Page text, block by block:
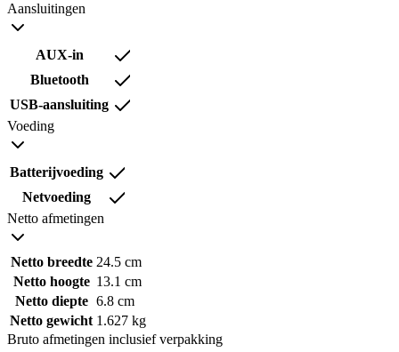
Aansluitingen
AUX-in
Bluetooth
USB-aansluiting
Voeding
Batterijvoeding
Netvoeding
Netto afmetingen
Netto breedte 24.5 cm
Netto hoogte 13.1 cm
Netto diepte 6.8 cm
Netto gewicht 1.627 kg
Bruto afmetingen inclusief verpakking